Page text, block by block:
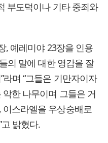
부도덕이나 기타 중죄와
, 예레미야 23장을 인용
의 말에 대한 영감을 잘
며 “그들은 기만자이자
한 나무이며 그들은 거
스라엘을 우상숭배로
밝혔다.